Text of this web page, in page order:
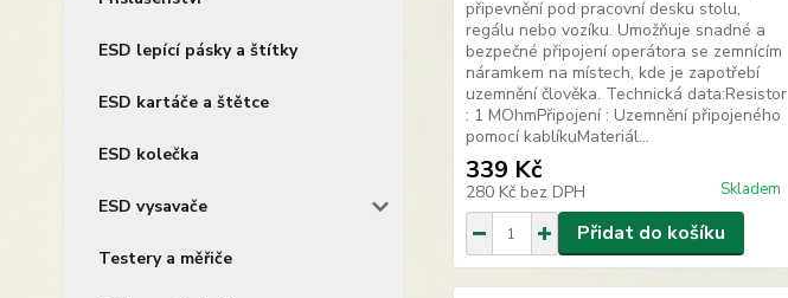
ESD lepící pásky a štítky
ESD kartáče a štětce
ESD kolečka
ESD vysavače
Testery a měřiče
připevnění pod pracovní desku stolu,
regálu nebo vozíku. Umožňuje snadné a
bezpečné připojení operátora se zemnícím
náramkem na místech, kde je zapotřebí
uzemnění člověka. Technická data:Resistor
: 1 MOhmPřipojení : Uzemnění připojeného
pomocí kablíkuMateriál...
339 Kč
280 Kč bez DPH Skladem
Přidat do košíku